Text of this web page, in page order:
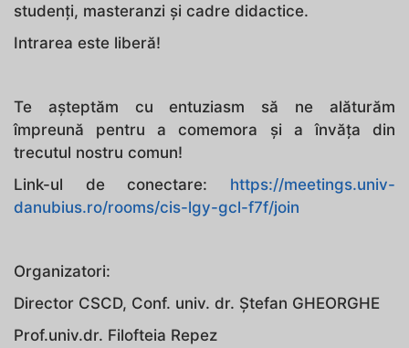
studenți, masteranzi și cadre didactice.
Intrarea este liberă!
Te așteptăm cu entuziasm să ne alăturăm
împreună pentru a comemora și a învăța din
trecutul nostru comun!
Link-ul de conectare: https://meetings.univ-
danubius.ro/rooms/cis-lgy-gcl-f7f/join
Organizatori:
Director CSCD, Conf. univ. dr. Ștefan GHEORGHE
Prof.univ.dr. Filofteia Repez